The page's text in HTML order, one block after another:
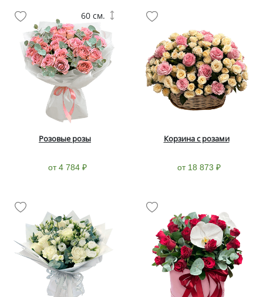
Розовые розы
от 4 784 ₽
60 см.
Корзина с розами
от 18 873 ₽